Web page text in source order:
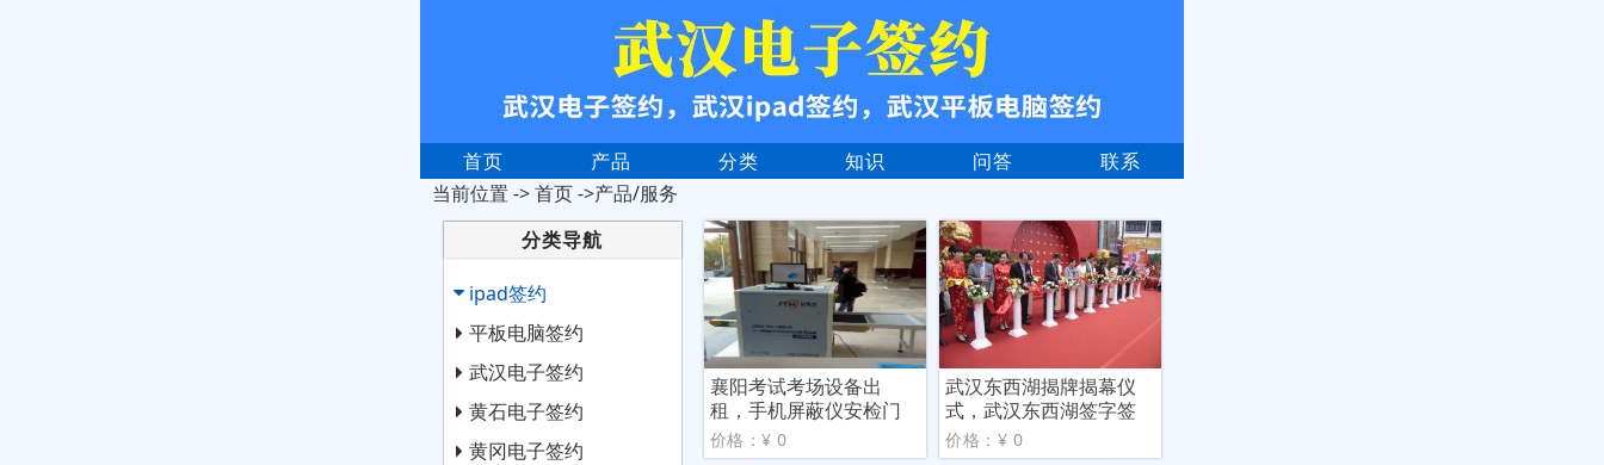
首页 产品 分类 知识 问答
联系
当前位置 ->首页->产品/服务
分类导航
ipad签约
平板电脑签约
武汉电子签约
黄石电子签约
黄冈电子签约
襄阳考试考场设备出
租，手机屏蔽仪安检门
安检机
价格：¥ 0
武汉东西湖揭牌揭幕仪
式，武汉东西湖签字签
约仪
价格：¥ 0